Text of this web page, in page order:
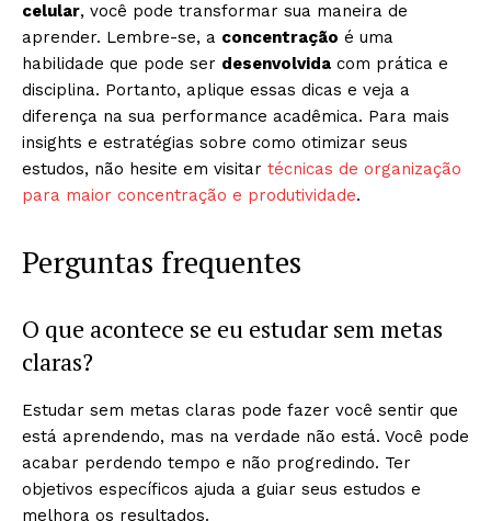
celular, você pode transformar sua maneira de
aprender. Lembre-se, a concentração é uma
habilidade que pode ser desenvolvida com prática e
disciplina. Portanto, aplique essas dicas e veja a
diferença na sua performance acadêmica. Para mais
insights e estratégias sobre como otimizar seus
estudos, não hesite em visitar técnicas de organização
para maior concentração e produtividade.
Perguntas frequentes
O que acontece se eu estudar sem metas
claras?
Estudar sem metas claras pode fazer você sentir que
está aprendendo, mas na verdade não está. Você pode
acabar perdendo tempo e não progredindo. Ter
objetivos específicos ajuda a guiar seus estudos e
melhora os resultados.